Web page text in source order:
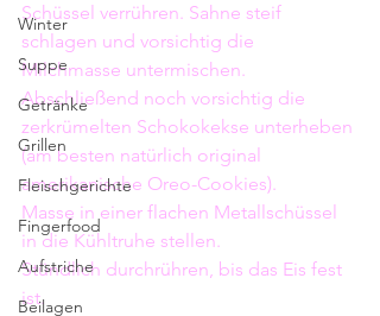
Winter
Suppe
Getränke
Grillen
Fleischgerichte
Fingerfood
Aufstriche
Beilagen
Schüssel verrühren. Sahne steif
schlagen und vorsichtig die
Milchmasse untermischen.
Abschließend noch vorsichtig die
zerkrümelten Schokokekse unterheben
(am besten natürlich original
amerikanische Oreo-Cookies).
Masse in einer flachen Metallschüssel
in die Kühltruhe stellen.
Stündlich durchrühren, bis das Eis fest
ist.